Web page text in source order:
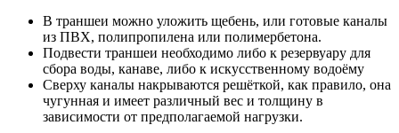
В траншеи можно уложить щебень, или готовые каналы
из ПВХ, полипропилена или полимербетона.
Подвести траншеи необходимо либо к резервуару для
сбора воды, канаве, либо к искусственному водоёму
Сверху каналы накрываются решёткой, как правило, она
чугунная и имеет различный вес и толщину в
зависимости от предполагаемой нагрузки.